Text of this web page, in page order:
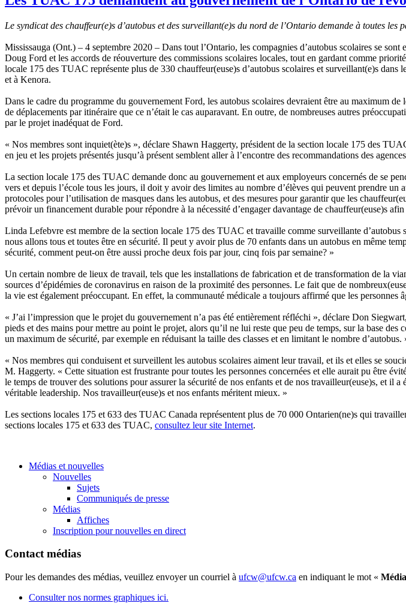
Le syndicat des chauffeur(e)s d’autobus et des surveillant(e)s du nord de l’Ontario demande à toutes les
Mississauga (Ont.) – 4 septembre 2020 – Dans tout l’Ontario, les compagnies d’autobus scolaires se
Doug Ford et les accords de réouverture des commissions scolaires locales, tout en gardant comme
locale 175 des TUAC représente plus de 330 chauffeur(euse)s d’autobus scolaires et surveillant(e)s
et à Kenora.
Dans le cadre du programme du gouvernement Ford, les autobus scolaires devraient être au maximum
de déplacements par itinéraire que ce n’était le cas auparavant. En outre, de nombreuses autres
par le projet inadéquat de Ford.
« Nos membres sont inquiet(ète)s », déclare Shawn Haggerty, président de la section locale 175 des
en jeu et les projets présentés jusqu’à présent semblent aller à l’encontre des recommandations des
La section locale 175 des TUAC demande donc au gouvernement et aux employeurs concernés de se
vers et depuis l’école tous les jours, il doit y avoir des limites au nombre d’élèves qui peuvent prendre
protocoles pour l’utilisation de masques dans les autobus, et des mesures pour garantir que les
prévoir un financement durable pour répondre à la nécessité d’engager davantage de chauffeur(euse)s
Linda Lefebvre est membre de la section locale 175 des TUAC et travaille comme surveillante
nous allons tous et toutes être en sécurité. Il peut y avoir plus de 70 enfants dans un autobus en même
sécurité, comment peut-on être aussi proche deux fois par jour, cinq fois par semaine? »
Un certain nombre de lieux de travail, tels que les installations de fabrication et de transformation de la
sources d’épidémies de coronavirus en raison de la proximité des personnes. Le fait que de
la vie est également préoccupant. En effet, la communauté médicale a toujours affirmé que les personnes
« J’ai l’impression que le projet du gouvernement n’a pas été entièrement réfléchi », déclare Don
pieds et des mains pour mettre au point le projet, alors qu’il ne lui reste que peu de temps, sur la base
un maximum de sécurité, par exemple en réduisant la taille des classes et en limitant le nombre d’autobus.
« Nos membres qui conduisent et surveillent les autobus scolaires aiment leur travail, et ils et elles se
M. Haggerty. « Cette situation est frustrante pour toutes les personnes concernées et elle aurait pu être
le temps de trouver des solutions pour assurer la sécurité de nos enfants et de nos travailleur(euse)s, et il
véritable leadership. Nos travailleur(euse)s et nos enfants méritent mieux. »
Les sections locales 175 et 633 des TUAC Canada représentent plus de 70 000 Ontarien(ne)s qui
sections locales 175 et 633 des TUAC, consultez leur site Internet.
Médias et nouvelles
Nouvelles
Sujets
Communiqués de presse
Médias
Affiches
Inscription pour nouvelles en direct
Contact médias
Pour les demandes des médias, veuillez envoyer un courriel à ufcw@ufcw.ca en indiquant le mot « Média
Consulter nos normes graphiques ici.